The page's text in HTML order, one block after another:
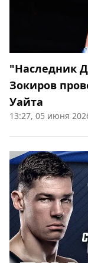
"Наследник
Зокиров
Уайта
13:27, 05 июня